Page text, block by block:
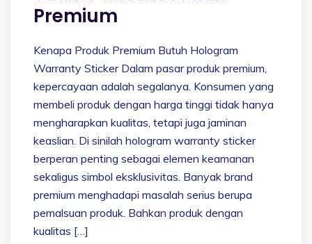
Premium
Kenapa Produk Premium Butuh Hologram
Warranty Sticker Dalam pasar produk premium,
kepercayaan adalah segalanya. Konsumen yang
membeli produk dengan harga tinggi tidak hanya
mengharapkan kualitas, tetapi juga jaminan
keaslian. Di sinilah hologram warranty sticker
berperan penting sebagai elemen keamanan
sekaligus simbol eksklusivitas. Banyak brand
premium menghadapi masalah serius berupa
pemalsuan produk. Bahkan produk dengan
kualitas […]